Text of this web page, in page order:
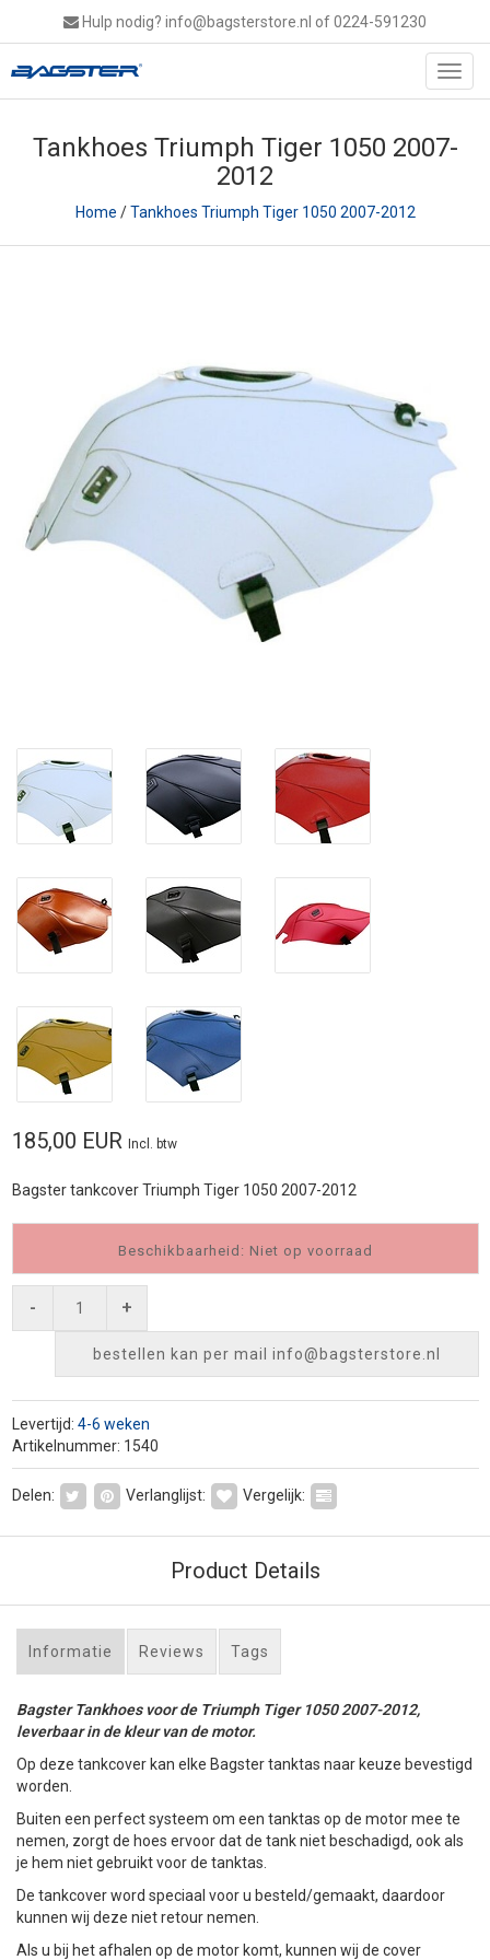
Hulp nodig? info@bagsterstore.nl of 0224-591230
Tankhoes Triumph Tiger 1050 2007-
2012
Home /Tankhoes Triumph Tiger 1050 2007-2012
185,00 EUR Incl. btw
Bagster tankcover Triumph Tiger 1050 2007-2012
Beschikbaarheid: Niet op voorraad
- +
bestellen kan per mail info@bagsterstore.nl
Levertijd: 4-6 weken
Artikelnummer: 1540
Delen: Verlanglijst: Vergelijk:
Product Details
Informatie Reviews Tags
Bagster Tankhoes voor de Triumph Tiger 1050 2007-2012,
leverbaar in de kleur van de motor.
Op deze tankcover kan elke Bagster tanktas naar keuze bevestigd
worden.
Buiten een perfect systeem om een tanktas op de motor mee te
nemen, zorgt de hoes ervoor dat de tank niet beschadigd, ook als
je hem niet gebruikt voor de tanktas.
De tankcover word speciaal voor u besteld/gemaakt, daardoor
kunnen wij deze niet retour nemen.
Als u bij het afhalen op de motor komt, kunnen wij de cover